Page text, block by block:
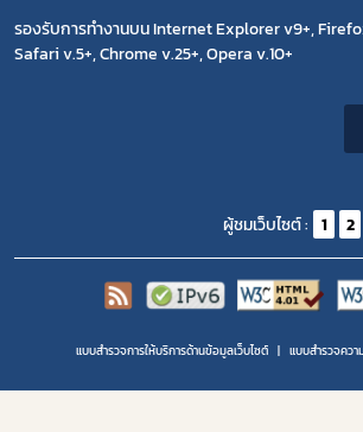
รองรับการทำงานบน Internet Explorer v9+,
Safari v.5+, Chrome v.25+, Opera v.10+
ผู้ชมเว็บไซต์ : 1 2
แบบสำรวจการให้บริการด้านข้อมูลเว็บไซต์ แบบสำรวจคว